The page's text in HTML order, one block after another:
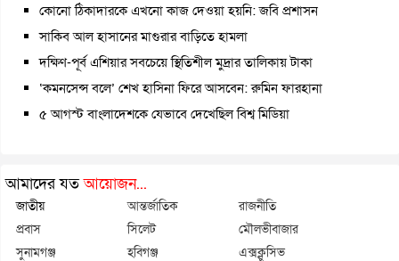
কোনো ঠিকাদারকে এখনো কাজ দেওয়া হয়নি: জবি প্রশাসন
সাকিব আল হাসানের মাগুরার বাড়িতে হামলা
দক্ষিণ-পূর্ব এশিয়ার সবচেয়ে স্থিতিশীল মুদ্রার তালিকায় টাকা
‘কমনসেন্স বলে’ শেখ হাসিনা ফিরে আসবেন: রুমিন ফারহানা
৫ আগস্ট বাংলাদেশকে যেভাবে দেখেছিল বিশ্ব মিডিয়া
আমাদের যতআয়োজন...
জাতীয় আন্তর্জাতিক
রাজনীতি
প্রবাস
সিলেট
মৌলভীবাজার
সুনামগঞ্জ
হবিগঞ্জ এক্সক্লুসিভ